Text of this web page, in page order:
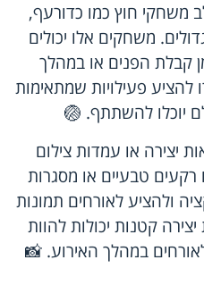
משחקי חוץ כמו כדורעף,
משחקים אלו יכולים
קבלת הפנים או במהלך
להציע פעילויות שמתאימות
יוכלו להשתתף. 🏐
יצירה או עמדות צילום
טבעיים או מסגרות
ולהציע לאורחים תמונות
קטנות יכולות להוות
במהלך האירוע. 📸